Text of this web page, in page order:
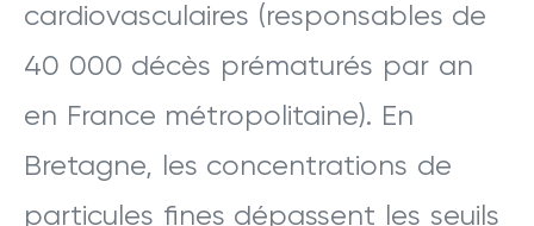
cardiovasculaires (responsables de
40 000 décès prématurés par an
en France métropolitaine). En
Bretagne, les concentrations de
particules fines dépassent les seuils